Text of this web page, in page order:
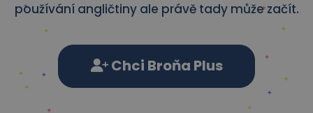
používání angličtiny ale právě tady může začít.
Chci Broňa Plus